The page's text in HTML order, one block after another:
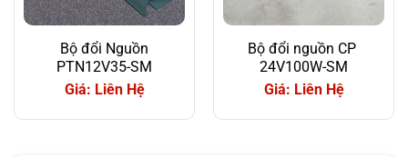
Bộ đổi Nguồn
PTN12V35-SM
Giá: Liên Hệ
Bộ đổi nguồn CP
24V100W-SM
Giá: Liên Hệ